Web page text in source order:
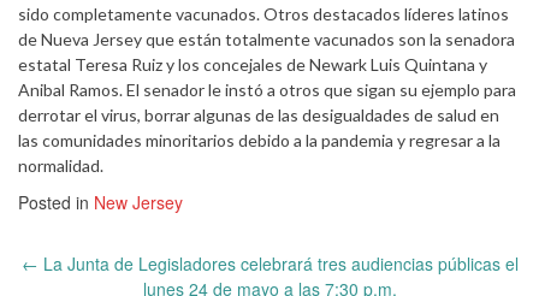
sido completamente vacunados. Otros destacados líderes latinos
de Nueva Jersey que están totalmente vacunados son la senadora
estatal Teresa Ruiz y los concejales de Newark Luis Quintana y
Anibal Ramos. El senador le instó a otros que sigan su ejemplo para
derrotar el virus, borrar algunas de las desigualdades de salud en
las comunidades minoritarios debido a la pandemia y regresar a la
normalidad.
Posted in New Jersey
Post
← La Junta de Legisladores celebrará tres audiencias públicas el
lunes 24 de mayo a las 7:30 p.m.